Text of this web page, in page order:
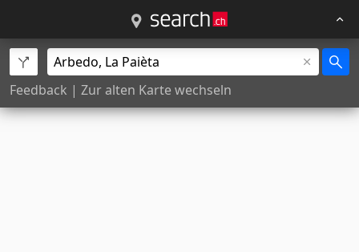
Feedback | Zur alten Karte wechseln